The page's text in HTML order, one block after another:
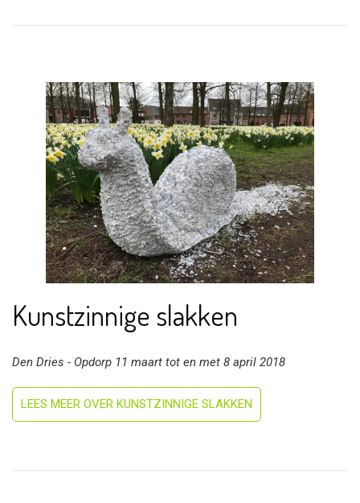
Kunstzinnige slakken
Den Dries - Opdorp 11 maart tot en met 8 april 2018
LEES MEER OVER KUNSTZINNIGE SLAKKEN